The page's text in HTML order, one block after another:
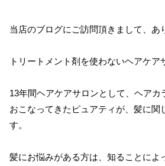
当店のブログにご訪問頂きまして、あ
トリートメント剤を使わないヘアケア
13年間ヘアケアサロンとして、ヘアカ
おこなってきたピュアティが、髪に関
す。
髪にお悩みがある方は、知ることによ